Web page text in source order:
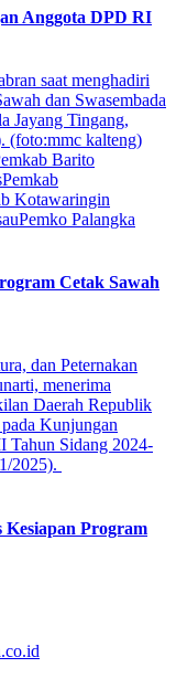
Anggota DPD RI
Barito
Pemkab
Kotawaringin
Pemko Palangka
Cetak Sawah
Kesiapan Program